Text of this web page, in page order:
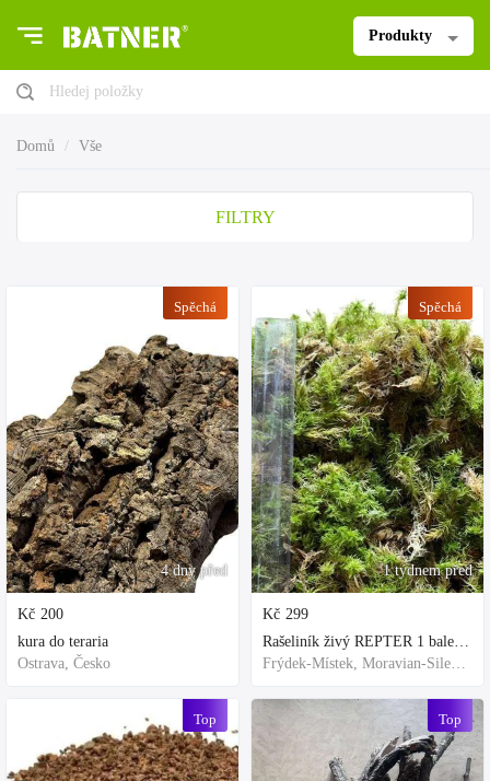
Produkty
Hledej položky
Domů Vše
FILTRY
4 dny před
Spěchá
Kč 200
kura do teraria
Ostrava, Česko
Top
1 týdnem před
Spěchá
Kč 299
Rašeliník živý REPTER 1 balení - násada, TOP kvalita 30cm-30cm-8cm
Frýdek-Místek, Moravian-Silesian Region,Others
Top